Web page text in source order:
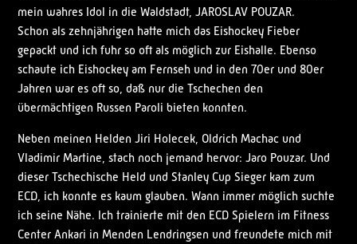
mein wahres Idol in die Waldstadt, JAROSLAV POUZAR.
Schon als zehnjährigen hatte mich das Eishockey Fieber
gepackt und ich fuhr so oft als möglich zur Eishalle. Ebenso
schaute ich Eishockey am Fernseh und in den 70er und 80er
Jahren war es oft so, daß nur die Tschechen den
übermächtigen Russen Paroli bieten konnten.
Neben meinen Helden Jiri Holecek, Oldrich Machac und
Vladimir Martine, stach noch jemand hervor: Jaro Pouzar. Und
dieser Tschechische Held und Stanley Cup Sieger kam zum
ECD, ich konnte es kaum glauben. Wann immer möglich suchte
ich seine Nähe. Ich trainierte mit den ECD Spielern im Fitness
Center Ankari in Menden Lendringsen und freundete mich mit